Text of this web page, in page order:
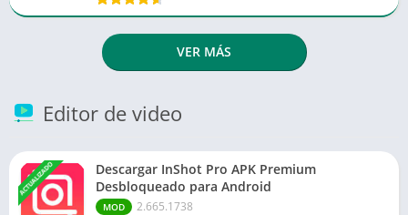
VER MÁS
Editor de video
ACTUALIZADO
Descargar InShot Pro APK Premium
Desbloqueado para Android
MOD
2.665.1738